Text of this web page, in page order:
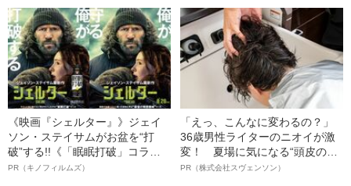
語る”《日本興収70億円突破》
《映画『シェルター』》ジェイ
ソン・ステイサムがお盆を“打
破”する!!《「眠眠打破」コラ
ボ》
PR（キノフィルムズ）
「えっ、こんなに変わるの？」
36歳男性ライターのニオイが激
変！ 夏場に気になる“頭皮のニ
オイ”や“ベタつき”を解消す
PR（株式会社スヴェンソン）